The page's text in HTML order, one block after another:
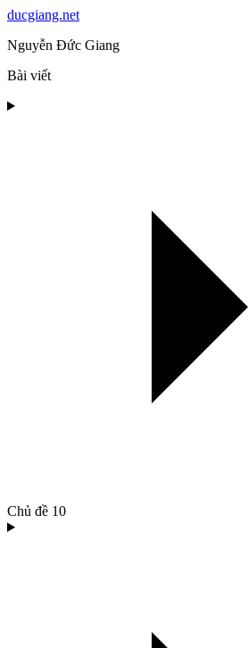
ducgiang.net
Nguyễn Đức Giang
Bài viết
Chủ đề 10